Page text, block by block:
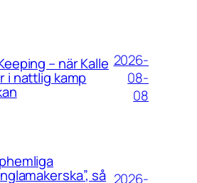
– när Kalle
i nattlig kamp
2026-
08-
08
så 2026-